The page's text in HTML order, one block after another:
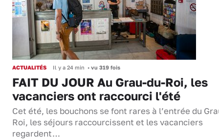
ACTUALITÉS Il y a 24 min • vu 319 fois
FAIT DU JOUR Au Grau-du-Roi, les
vacanciers ont raccourci l'été
Cet été, les bouchons se font rares à l’entrée du
Roi, les séjours raccourcissent et les vacanciers
regardent…